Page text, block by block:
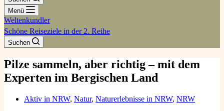
Menü
Weltenkundler
Schöne Reiseziele in der 2. Reihe
Suchen
Pilze sammeln, aber richtig – mit dem
Experten im Bergischen Land
Aktiv in NRW, Natur, Naturerlebnisse in NRW, NRW